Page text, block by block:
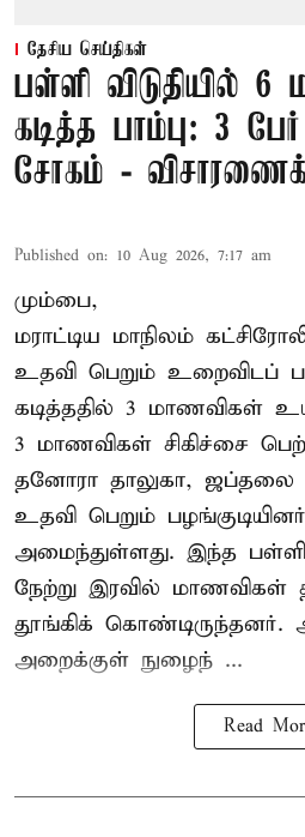
தேசிய செய்திகள்
பள்ளி விடுதியில்
கடித்த பாம்பு: 3
சோகம் -
Published on: 10 Aug 2026, 7:17 am
மும்பை,
மராட்டிய மாநிலம்
உதவி பெறும் உறைவிடப்
கடித்ததில் 3 மாணவிகள்
3 மாணவிகள் சிகிச்சை
தனோரா தாலுகா, ஜப்தலை
உதவி பெறும்
அமைந்துள்ளது. இந்த
நேற்று இரவில் மாணவிகள்
தூங்கிக் கொண்டிருந்தனர்.
அறைக்குள் நுழைந் ...
Read